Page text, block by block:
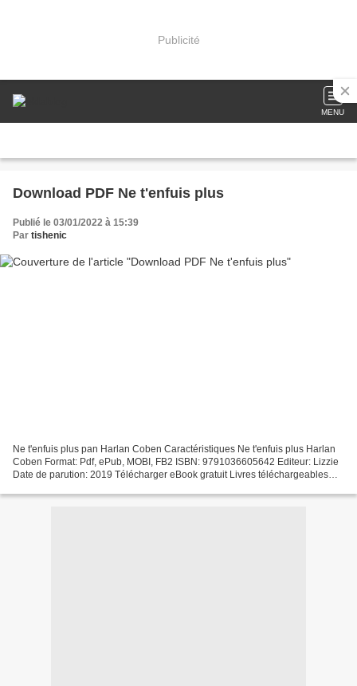
Publicité
MENU
Download PDF Ne t'enfuis plus
Publié le 03/01/2022 à 15:39
Par tishenic
Ne t'enfuis plus pan Harlan Coben Caractéristiques Ne t'enfuis plus Harlan
Coben Format: Pdf, ePub, MOBI, FB2 ISBN: 9791036605642 Editeur: Lizzie
Date de parution: 2019 Télécharger eBook gratuit Livres téléchargeables